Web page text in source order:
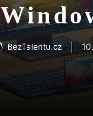
BezTalentu.cz